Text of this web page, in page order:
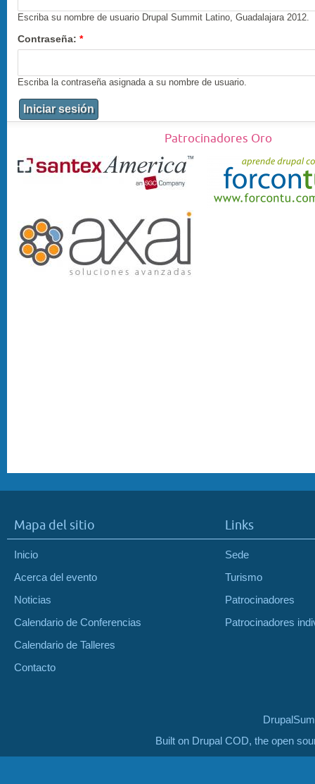
Escriba su nombre de usuario Drupal Summit Latino, Guadalajara 2012.
Contraseña: *
Escriba la contraseña asignada a su nombre de usuario.
Patrocinadores Oro
Mapa del sitio
Inicio
Acerca del evento
Noticias
Calendario de Conferencias
Calendario de Talleres
Contacto
Links
Sede
Turismo
Patrocinadores
Patrocinadores
Built on Drupal COD, the open